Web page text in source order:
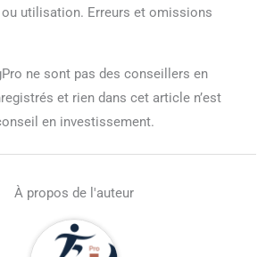
utilisation. Erreurs et omissions
ne sont pas des conseillers en
et rien dans cet article n’est
en investissement.
À propos de l'auteur